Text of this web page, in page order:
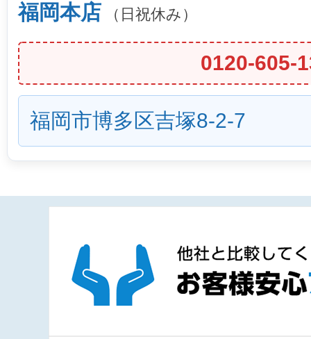
福岡本店 （日祝休み）
0120-605-
福岡市博多区吉塚8-2-7